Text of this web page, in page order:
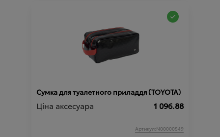
Сумка для туалетного приладдя (TOYOTA)
Ціна аксесуара 1 096.88
Артикул:N00000549